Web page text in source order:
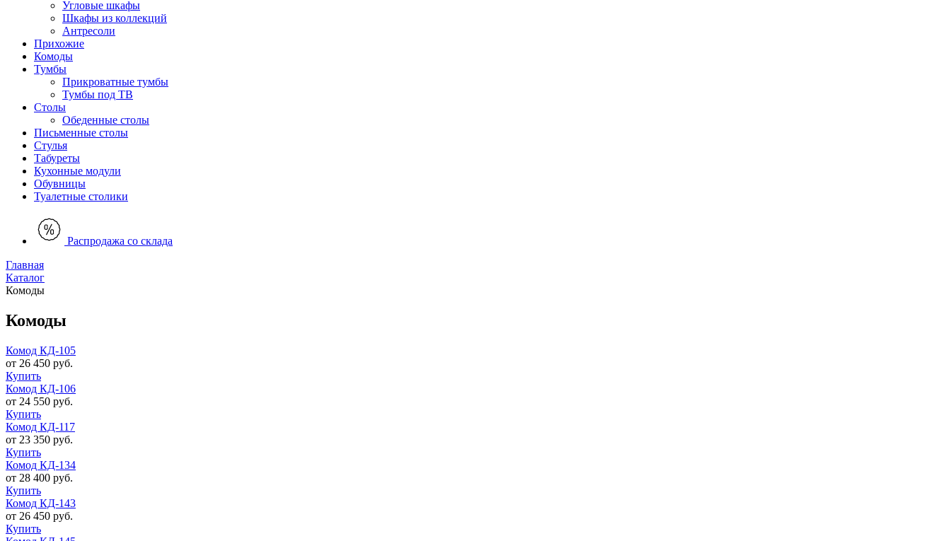
Угловые шкафы
Шкафы из коллекций
Антресоли
Прихожие
Комоды
Тумбы
Прикроватные тумбы
Тумбы под ТВ
Столы
Обеденные столы
Письменные столы
Стулья
Табуреты
Кухонные модули
Обувницы
Туалетные столики
Распродажа со склада
Главная
Каталог
Комоды
Комоды
Комод КД-105
от 26 450 руб.
Купить
Комод КД-106
от 24 550 руб.
Купить
Комод КД-117
от 23 350 руб.
Купить
Комод КД-134
от 28 400 руб.
Купить
Комод КД-143
от 26 450 руб.
Купить